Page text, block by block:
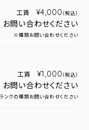
工賃 ¥4,000 （税込）
お問い合わせください
※種類お問い合わせください
工賃 ¥1,000 （税込）
お問い合わせください
ンクの種類お問い合わせください